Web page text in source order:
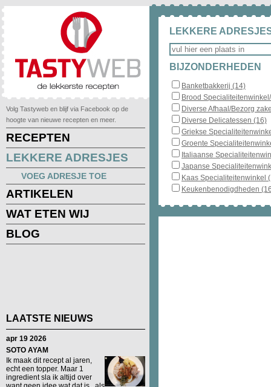
Volg Tastyweb en blijf via Facebook op de
hoogte van nieuwe recepten en meer.
RECEPTEN
LEKKERE ADRESJES
VOEG ADRESJE TOE
ARTIKELEN
WAT ETEN WIJ
BLOG
LAATSTE NIEUWS
apr 19 2026
SOTO AYAM
Ik maak dit recept al jaren,
echt een topper. Maar 1
ingredient sla ik altijd over
LEKKERE
BIJZONDERHEDEN
Banketbakkerij (14)
Brood
Diverse Afhaal/Bezorg
Diverse Delicatessen (16)
Griekse
Groente
Italiaanse
Japanse
Kaas Specialiteitenwinkel
Keukenbenodigdheden